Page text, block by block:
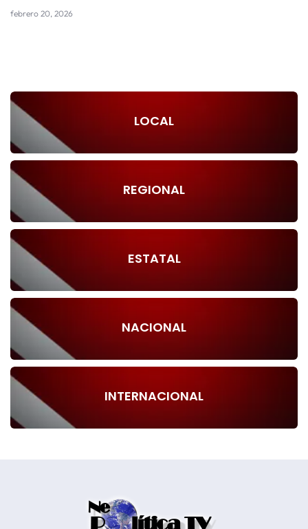
febrero 20, 2026
LOCAL
REGIONAL
ESTATAL
NACIONAL
INTERNACIONAL